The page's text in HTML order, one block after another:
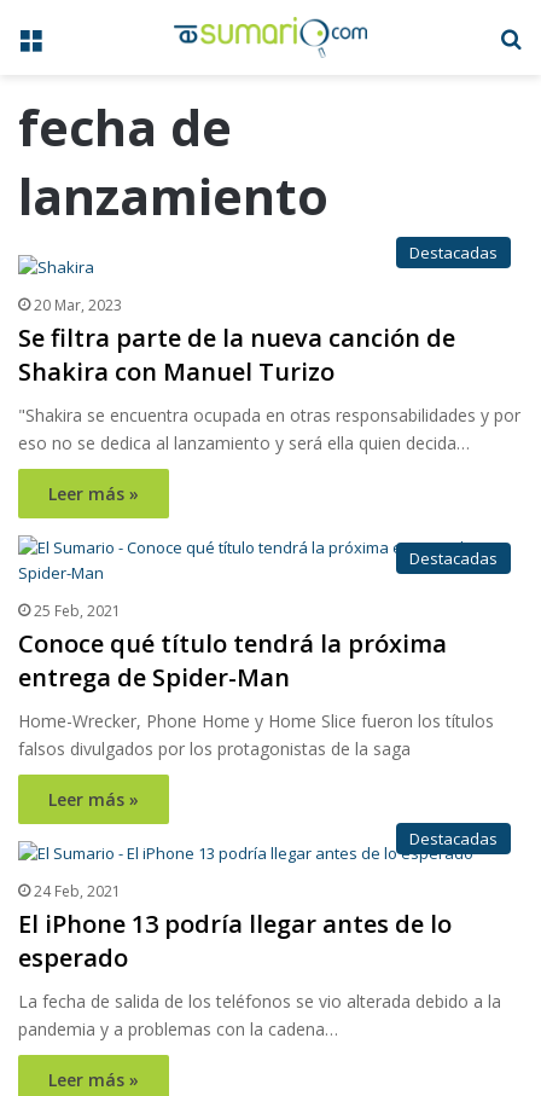
Menú
fecha de
lanzamiento
Destacadas
20 Mar, 2023
Se filtra parte de la nueva canción de
Shakira con Manuel Turizo
"Shakira se encuentra ocupada en otras responsabilidades y por
eso no se dedica al lanzamiento y será ella quien decida…
Leer más »
Destacadas
25 Feb, 2021
Conoce qué título tendrá la próxima
entrega de Spider-Man
Home-Wrecker, Phone Home y Home Slice fueron los títulos
falsos divulgados por los protagonistas de la saga
Leer más »
Destacadas
24 Feb, 2021
El iPhone 13 podría llegar antes de lo
esperado
La fecha de salida de los teléfonos se vio alterada debido a la
pandemia y a problemas con la cadena…
Leer más »